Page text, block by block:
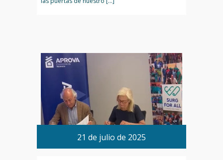
21 de julio de 2025